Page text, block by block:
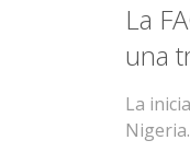
La
una
La
Nigeria.